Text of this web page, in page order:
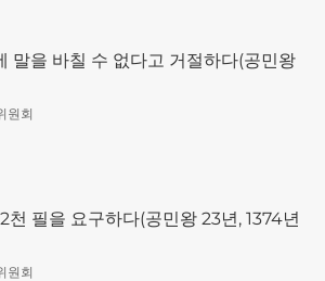
말을 바칠 수 없다고 거절하다(공민왕
원회
천 필을 요구하다(공민왕 23년, 1374년
원회